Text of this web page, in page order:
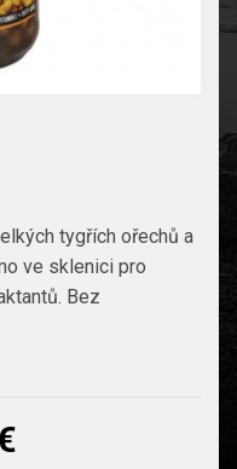
tygřích ořechů a
ve sklenici pro
Bez